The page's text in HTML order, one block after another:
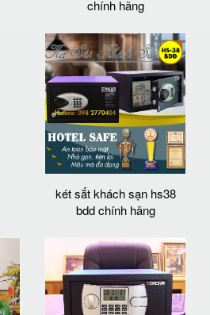
chính hãng
két sắt khách sạn hs38
bdd chính hãng